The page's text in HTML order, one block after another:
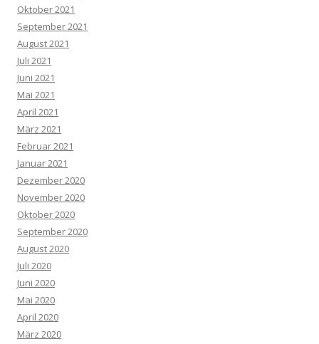
Oktober 2021
September 2021
August 2021
Juli 2021
Juni 2021
Mai 2021
April 2021
März 2021
Februar 2021
Januar 2021
Dezember 2020
November 2020
Oktober 2020
September 2020
August 2020
Juli 2020
Juni 2020
Mai 2020
April 2020
März 2020